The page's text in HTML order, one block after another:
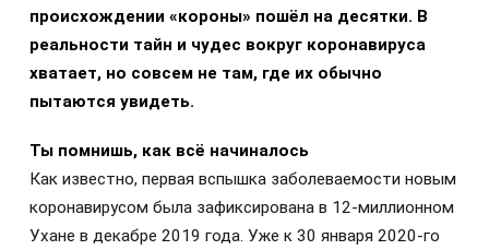
происхождении «короны» пошёл на десятки. В
реальности тайн и чудес вокруг коронавируса
хватает, но совсем не там, где их обычно
пытаются увидеть.
Ты помнишь, как всё начиналось
Как известно, первая вспышка заболеваемости новым
коронавирусом была зафиксирована в 12-миллионном
Ухане в декабре 2019 года. Уже к 30 января 2020-го